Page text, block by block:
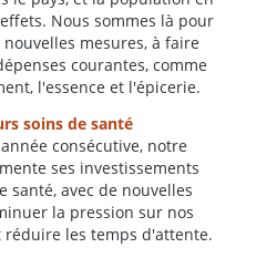
Nous sommes là pour
mesures, à faire
courantes, comme
l'essence et l'épicerie.
soins de santé
consécutive, notre
ses investissements
santé, avec de nouvelles
la pression sur nos
réduire les temps d'attente.